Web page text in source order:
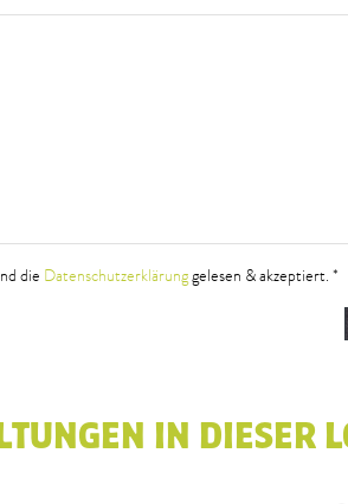
die Datenschutzerklärunggelesen & akzeptiert. *
IN DIESER